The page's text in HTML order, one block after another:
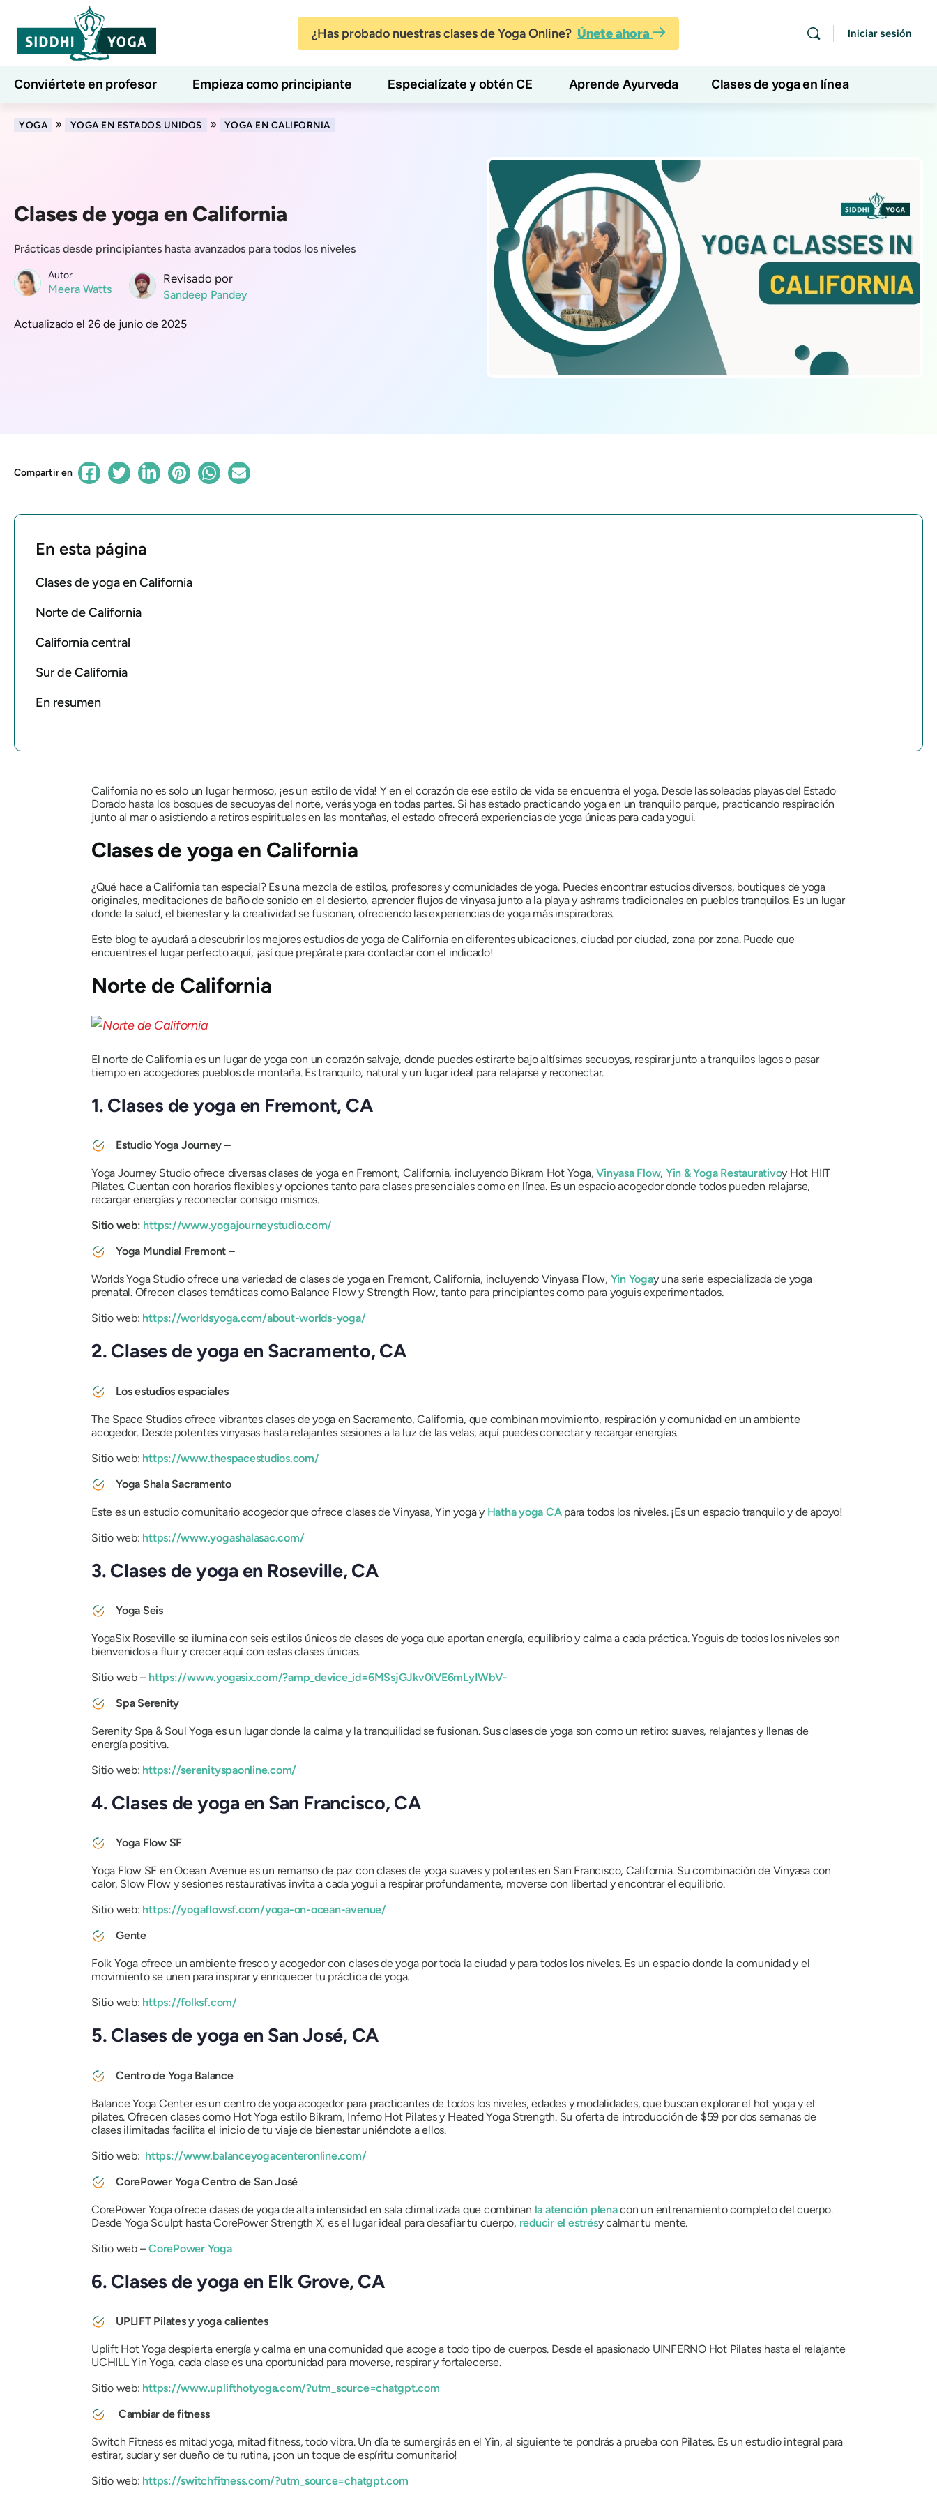
¿Has probado nuestras clases de Yoga Online? Únete ahora Iniciar sesión
Conviértete en profesor Empieza como principiante Especialízate y obtén CE Aprende Ayurveda Clases de yoga en línea
7 días de bienestar Blog Aprender
YOGA » YOGA EN ESTADOS UNIDOS » YOGA EN CALIFORNIA
Clases de yoga en California
Prácticas desde principiantes hasta avanzados para todos los niveles
Autor
Meera Watts
Revisado por
Sandeep Pandey
Actualizado el 26 de junio de 2025
Compartir en
En esta página
Clases de yoga en California
Norte de California
California central
Sur de California
En resumen
California no es solo un lugar hermoso, ¡es un estilo de vida! Y en el corazón de ese estilo de vida se encuentra el yoga. Desde las soleadas playas del Estado
Dorado hasta los bosques de secuoyas del norte, verás yoga en todas partes. Si has estado practicando yoga en un tranquilo parque, practicando respiración
junto al mar o asistiendo a retiros espirituales en las montañas, el estado ofrecerá experiencias de yoga únicas para cada yogui.
Clases de yoga en California
¿Qué hace a California tan especial? Es una mezcla de estilos, profesores y comunidades de yoga. Puedes encontrar estudios diversos, boutiques de yoga
originales, meditaciones de baño de sonido en el desierto, aprender flujos de vinyasa junto a la playa y ashrams tradicionales en pueblos tranquilos. Es un lugar
donde la salud, el bienestar y la creatividad se fusionan, ofreciendo las experiencias de yoga más inspiradoras.
Este blog te ayudará a descubrir los mejores estudios de yoga de California en diferentes ubicaciones, ciudad por ciudad, zona por zona. Puede que
encuentres el lugar perfecto aquí, ¡así que prepárate para contactar con el indicado!
Norte de California
El norte de California es un lugar de yoga con un corazón salvaje, donde puedes estirarte bajo altísimas secuoyas, respirar junto a tranquilos lagos o pasar
tiempo en acogedores pueblos de montaña. Es tranquilo, natural y un lugar ideal para relajarse y reconectar.
1. Clases de yoga en Fremont, CA
Estudio Yoga Journey –
Yoga Journey Studio ofrece diversas clases de yoga en Fremont, California, incluyendo Bikram Hot Yoga,Vinyasa Flow, Yin & Yoga Restaurativoy Hot HIIT
Pilates. Cuentan con horarios flexibles y opciones tanto para clases presenciales como en línea. Es un espacio acogedor donde todos pueden relajarse,
recargar energías y reconectar consigo mismos.
Sitio web: https://www.yogajourneystudio.com/
Yoga Mundial Fremont –
Worlds Yoga Studio ofrece una variedad de clases de yoga en Fremont, California, incluyendo Vinyasa Flow, Yin Yogay una serie especializada de yoga
prenatal. Ofrecen clases temáticas como Balance Flow y Strength Flow, tanto para principiantes como para yoguis experimentados.
Sitio web: https://worldsyoga.com/about-worlds-yoga/
2. Clases de yoga en Sacramento, CA
Los estudios espaciales
The Space Studios ofrece vibrantes clases de yoga en Sacramento, California, que combinan movimiento, respiración y comunidad en un ambiente
acogedor. Desde potentes vinyasas hasta relajantes sesiones a la luz de las velas, aquí puedes conectar y recargar energías.
Sitio web: https://www.thespacestudios.com/
Yoga Shala Sacramento
Este es un estudio comunitario acogedor que ofrece clases de Vinyasa, Yin yoga y Hatha yoga CApara todos los niveles. ¡Es un espacio tranquilo y de apoyo!
Sitio web: https://www.yogashalasac.com/
3. Clases de yoga en Roseville, CA
Yoga Seis
YogaSix Roseville se ilumina con seis estilos únicos de clases de yoga que aportan energía, equilibrio y calma a cada práctica. Yoguis de todos los niveles son
bienvenidos a fluir y crecer aquí con estas clases únicas.
Sitio web –https://www.yogasix.com/?amp_device_id=6MSsjGJkv0iVE6mLyIWbV-
Spa Serenity
Serenity Spa & Soul Yoga es un lugar donde la calma y la tranquilidad se fusionan. Sus clases de yoga son como un retiro: suaves, relajantes y llenas de
energía positiva.
Sitio web: https://serenityspaonline.com/
4. Clases de yoga en San Francisco, CA
Yoga Flow SF
Yoga Flow SF en Ocean Avenue es un remanso de paz con clases de yoga suaves y potentes en San Francisco, California. Su combinación de Vinyasa con
calor, Slow Flow y sesiones restaurativas invita a cada yogui a respirar profundamente, moverse con libertad y encontrar el equilibrio.
Sitio web: https://yogaflowsf.com/yoga-on-ocean-avenue/
Gente
Folk Yoga ofrece un ambiente fresco y acogedor con clases de yoga por toda la ciudad y para todos los niveles. Es un espacio donde la comunidad y el
movimiento se unen para inspirar y enriquecer tu práctica de yoga.
Sitio web: https://folksf.com/
5. Clases de yoga en San José, CA
Centro de Yoga Balance
Balance Yoga Center es un centro de yoga acogedor para practicantes de todos los niveles, edades y modalidades, que buscan explorar el hot yoga y el
pilates. Ofrecen clases como Hot Yoga estilo Bikram, Inferno Hot Pilates y Heated Yoga Strength. Su oferta de introducción de $59 por dos semanas de
clases ilimitadas facilita el inicio de tu viaje de bienestar uniéndote a ellos.
Sitio web: https://www.balanceyogacenteronline.com/
CorePower Yoga Centro de San José
CorePower Yoga ofrece clases de yoga de alta intensidad en sala climatizada que combinan la atención plenacon un entrenamiento completo del cuerpo.
Desde Yoga Sculpt hasta CorePower Strength X, es el lugar ideal para desafiar tu cuerpo, reducir el estrésy calmar tu mente.
Sitio web –CorePower Yoga
6. Clases de yoga en Elk Grove, CA
UPLIFT Pilates y yoga calientes
Uplift Hot Yoga despierta energía y calma en una comunidad que acoge a todo tipo de cuerpos. Desde el apasionado UINFERNO Hot Pilates hasta el relajante
UCHILL Yin Yoga, cada clase es una oportunidad para moverse, respirar y fortalecerse.
Sitio web: https://www.uplifthotyoga.com/?utm_source=chatgpt.com
Cambiar de fitness
Switch Fitness es mitad yoga, mitad fitness, todo vibra. Un día te sumergirás en el Yin, al siguiente te pondrás a prueba con Pilates. Es un estudio integral para
estirar, sudar y ser dueño de tu rutina, ¡con un toque de espíritu comunitario!
Sitio web: https://switchfitness.com/?utm_source=chatgpt.com